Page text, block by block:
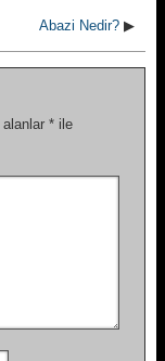
Abazi Nedir? ▶
* ile